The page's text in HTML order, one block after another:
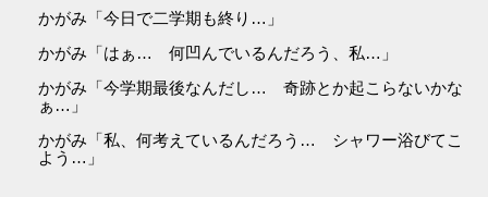
かがみ「今日で二学期も終り…」
かがみ「はぁ… 何凹んでいるんだろう、私…」
かがみ「今学期最後なんだし… 奇跡とか起こらないかな
ぁ…」
かがみ「私、何考えているんだろう… シャワー浴びてこ
よう…」